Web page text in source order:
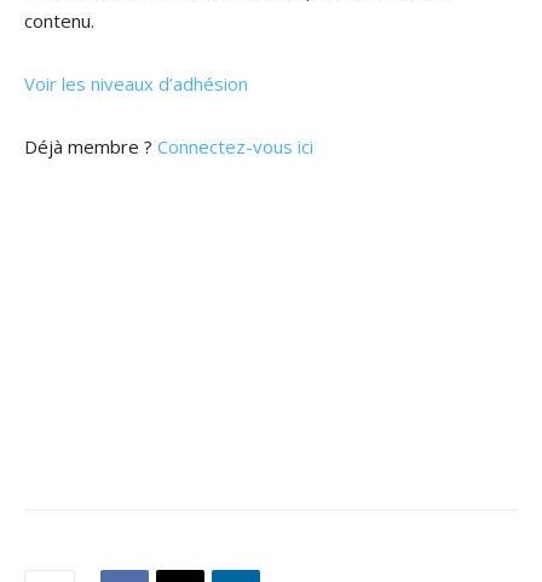
contenu.
Voir les niveaux d’adhésion
Déjà membre ? Connectez-vous ici